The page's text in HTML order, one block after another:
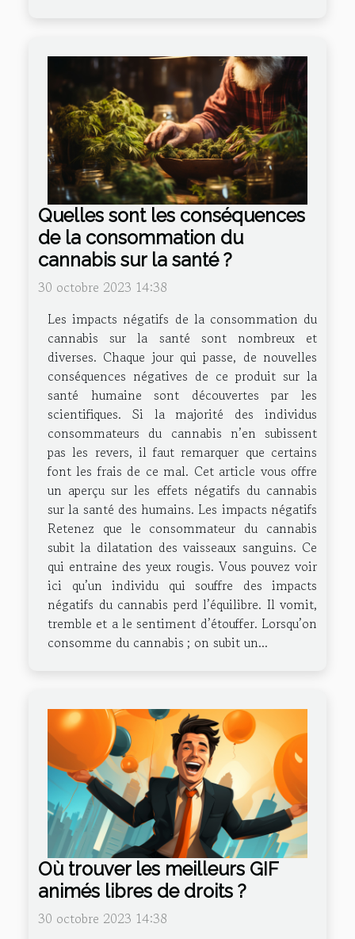
Quelles sont les conséquences
de la consommation du
cannabis sur la santé ?
30 octobre 2023 14:38
Les impacts négatifs de la consommation du
cannabis sur la santé sont nombreux et
diverses. Chaque jour qui passe, de nouvelles
conséquences négatives de ce produit sur la
santé humaine sont découvertes par les
scientifiques. Si la majorité des individus
consommateurs du cannabis n’en subissent
pas les revers, il faut remarquer que certains
font les frais de ce mal. Cet article vous offre
un aperçu sur les effets négatifs du cannabis
sur la santé des humains. Les impacts négatifs
Retenez que le consommateur du cannabis
subit la dilatation des vaisseaux sanguins. Ce
qui entraine des yeux rougis. Vous pouvez voir
ici qu’un individu qui souffre des impacts
négatifs du cannabis perd l’équilibre. Il vomit,
tremble et a le sentiment d’étouffer. Lorsqu’on
consomme du cannabis ; on subit un...
Où trouver les meilleurs GIF
animés libres de droits ?
30 octobre 2023 14:38